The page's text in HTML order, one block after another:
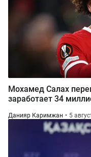
Мохамед Салах
заработает 34
Данияр Каримжан 5